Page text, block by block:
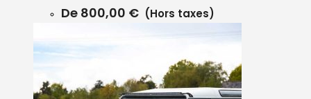
De 800,00 € (Hors taxes)